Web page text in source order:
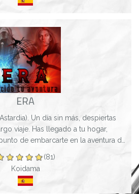
ERA
Un día sin más, despiertas
viaje. Has llegado a tu hogar,
de embarcarte en la aventura de
(81)
Koidama